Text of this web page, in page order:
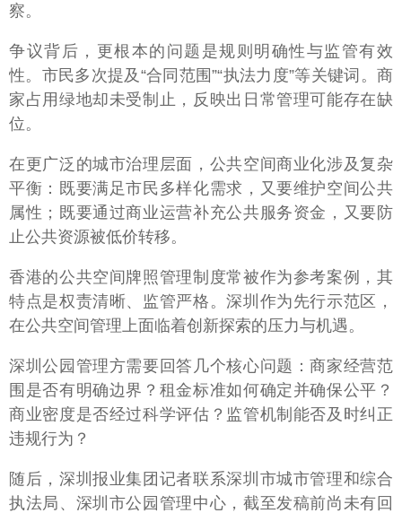
察。
争议背后，更根本的问题是规则明确性与监管有效
性。市民多次提及“合同范围”“执法力度”等关键词。商
家占用绿地却未受制止，反映出日常管理可能存在缺
位。
在更广泛的城市治理层面，公共空间商业化涉及复杂
平衡：既要满足市民多样化需求，又要维护空间公共
属性；既要通过商业运营补充公共服务资金，又要防
止公共资源被低价转移。
香港的公共空间牌照管理制度常被作为参考案例，其
特点是权责清晰、监管严格。深圳作为先行示范区，
在公共空间管理上面临着创新探索的压力与机遇。
深圳公园管理方需要回答几个核心问题：商家经营范
围是否有明确边界？租金标准如何确定并确保公平？
商业密度是否经过科学评估？监管机制能否及时纠正
违规行为？
随后，深圳报业集团记者联系深圳市城市管理和综合
执法局、深圳市公园管理中心，截至发稿前尚未有回